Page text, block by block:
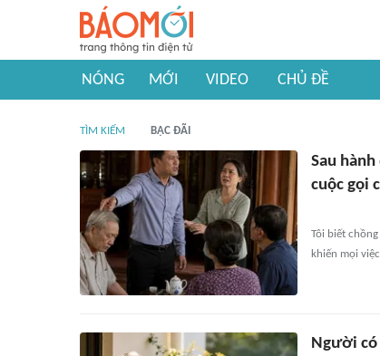
NÓNG MỚI VIDEO CHỦ ĐỀ
TÌM KIẾM BẠC ĐÃI
Sau
cuộc gọi
Tôi biết
khiến mọi
Người có